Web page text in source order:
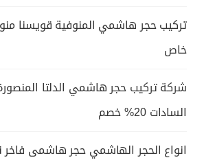
تركيب حجر هاشمي المنوفية قويسنا
خاص
شركة تركيب حجر هاشمي الدلتا
السادات 20% خصم
انواع الحجر الهاشمي حجر هاشمى فاخر